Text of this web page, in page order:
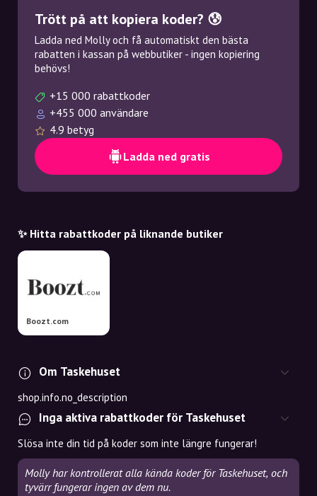
Trött på att kopiera koder? 😰
Ladda ned Molly och få automatiskt den bästa
rabatten i kassan på webbutiker - ingen kopiering
behövs!
+15 000 rabattkoder
+455 000 användare
4.9 betyg
Ladda ned gratis
✨ Hitta rabattkoder på liknande butiker
Boozt.com
Om Taskehuset
shop.info.no_description
Inga aktiva rabattkoder för Taskehuset
Slösa inte din tid på koder som inte längre fungerar!
Molly har kontrollerat alla kända koder för Taskehuset, och
tyvärr fungerar ingen av dem nu.